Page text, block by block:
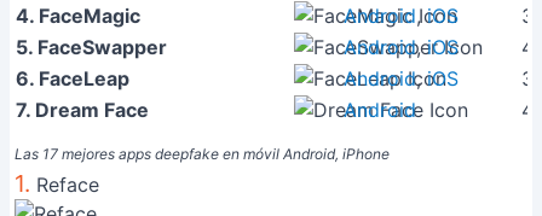
4. FaceMagic
Android,iOS
5. FaceSwapper
Android,iOS
6. FaceLeap
Android,iOS
7. Dream Face
Android
Las 17 mejores apps deepfake en móvil Android, iPhone
1. Reface